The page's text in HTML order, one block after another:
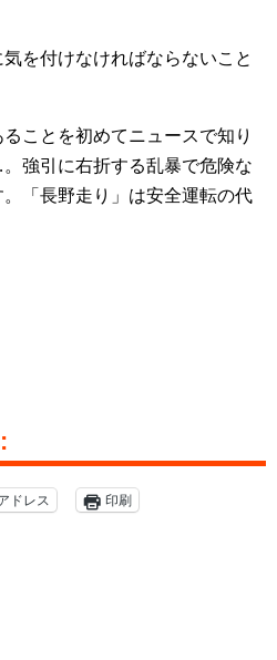
を付けなければならないこと
ことを初めてニュースで知り
強引に右折する乱暴で危険な
「長野走り」は安全運転の代
ドレス 印刷